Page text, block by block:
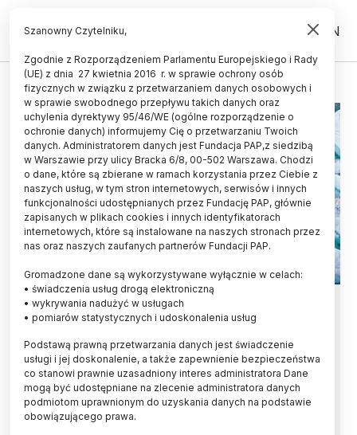
PL EN
GÓRA LODOWA
Antarktyda/ Największa na świecie
góra lodowa osiadła na mieliźnie
Największa góra lodowa świata A23a osiadła na
mieliźnie w południowej części Atlantyku, w
pobliżu zamorskiej brytyjskiej wyspy Georgia
Południowa, zamieszkanej przez miliony
pingwinów i fok – podała we wtorek stacja BBC.
Szanowny Czytelniku,
Zgodnie z Rozporządzeniem Parlamentu Europejskiego i Rady
(UE) z dnia 27 kwietnia 2016 r. w sprawie ochrony osób
fizycznych w związku z przetwarzaniem danych osobowych i
w sprawie swobodnego przepływu takich danych oraz
uchylenia dyrektywy 95/46/WE (ogólne rozporządzenie o
ochronie danych) informujemy Cię o przetwarzaniu Twoich
danych. Administratorem danych jest Fundacja PAP,z siedzibą
w Warszawie przy ulicy Bracka 6/8, 00-502 Warszawa. Chodzi
o dane, które są zbierane w ramach korzystania przez Ciebie z
naszych usług, w tym stron internetowych, serwisów i innych
funkcjonalności udostępnianych przez Fundację PAP, głównie
zapisanych w plikach cookies i innych identyfikatorach
internetowych, które są instalowane na naszych stronach przez
nas oraz naszych zaufanych partnerów Fundacji PAP.
Gromadzone dane są wykorzystywane wyłącznie w celach:
• świadczenia usług drogą elektroniczną
• wykrywania nadużyć w usługach
• pomiarów statystycznych i udoskonalenia usług
Podstawą prawną przetwarzania danych jest świadczenie
usługi i jej doskonalenie, a także zapewnienie bezpieczeństwa
co stanowi prawnie uzasadniony interes administratora Dane
mogą być udostępniane na zlecenie administratora danych
podmiotom uprawnionym do uzyskania danych na podstawie
obowiązującego prawa.